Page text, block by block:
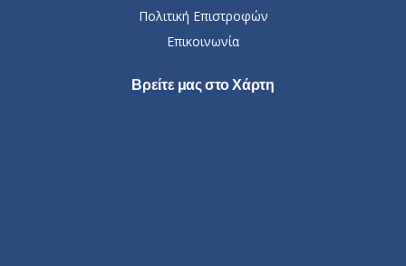
Πολιτική Επιστροφών
Επικοινωνία
Βρείτε μας στο Χάρτη